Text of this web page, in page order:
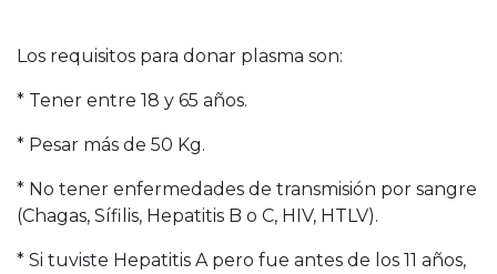
Los requisitos para donar plasma son:
* Tener entre 18 y 65 años.
* Pesar más de 50 Kg.
* No tener enfermedades de transmisión por sangre
(Chagas, Sífilis, Hepatitis B o C, HIV, HTLV).
* Si tuviste Hepatitis A pero fue antes de los 11 años,